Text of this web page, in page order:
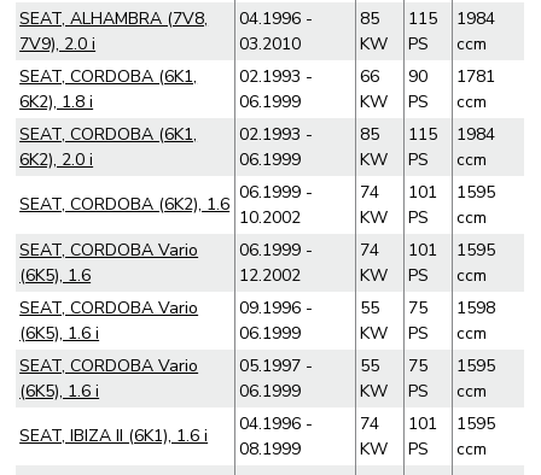
SEAT, ALHAMBRA (7V8,
7V9), 2.0 i
04.1996 -
03.2010
85
KW
115
PS
1984
ccm
SEAT, CORDOBA (6K1,
6K2), 1.8 i
02.1993 -
06.1999
66
KW
90
PS
1781
ccm
SEAT, CORDOBA (6K1,
6K2), 2.0 i
02.1993 -
06.1999
85
KW
115
PS
1984
ccm
SEAT, CORDOBA (6K2), 1.6
06.1999 -
10.2002
74
KW
101
PS
1595
ccm
SEAT, CORDOBA Vario
(6K5), 1.6
06.1999 -
12.2002
74
KW
101
PS
1595
ccm
SEAT, CORDOBA Vario
(6K5), 1.6 i
09.1996 -
06.1999
55
KW
75
PS
1598
ccm
SEAT, CORDOBA Vario
(6K5), 1.6 i
05.1997 -
06.1999
55
KW
75
PS
1595
ccm
SEAT, IBIZA II (6K1), 1.6 i
04.1996 -
08.1999
74
KW
101
PS
1595
ccm